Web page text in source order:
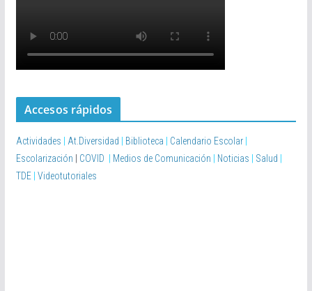
Accesos rápidos
Actividades At.Diversidad Biblioteca Calendario Escolar
Escolarización
COVID Medios de Comunicación Noticias Salud
TDE Videotutoriales